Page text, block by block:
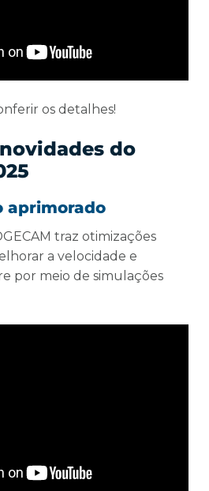
os detalhes!
do
aprimorado
traz otimizações
a velocidade e
por meio de simulações